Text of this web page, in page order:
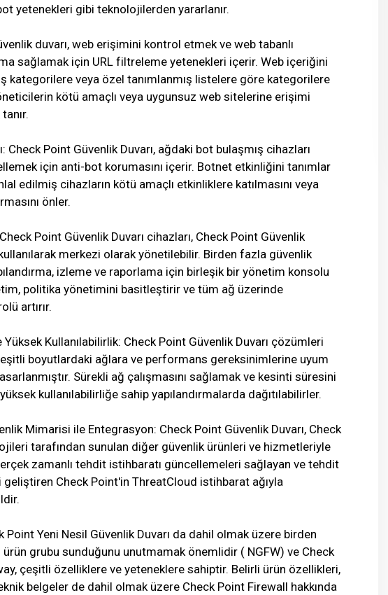
yetenekleri gibi teknolojilerden yararlanır.
duvarı, web erişimini kontrol etmek ve web tabanlı
sağlamak için URL filtreleme yetenekleri içerir. Web içeriğini
kategorilere veya özel tanımlanmış listelere göre kategorilere
kötü amaçlı veya uygunsuz web sitelerine erişimi
Check Point Güvenlik Duvarı, ağdaki bot bulaşmış cihazları
için anti-bot korumasını içerir. Botnet etkinliğini tanımlar
edilmiş cihazların kötü amaçlı etkinliklere katılmasını veya
önler.
Point Güvenlik Duvarı cihazları, Check Point Güvenlik
merkezi olarak yönetilebilir. Birden fazla güvenlik
izleme ve raporlama için birleşik bir yönetim konsolu
politika yönetimini basitleştirir ve tüm ağ üzerinde
artırır.
Kullanılabilirlik: Check Point Güvenlik Duvarı çözümleri
boyutlardaki ağlara ve performans gereksinimlerine uyum
Sürekli ağ çalışmasını sağlamak ve kesinti süresini
kullanılabilirliğe sahip yapılandırmalarda dağıtılabilirler.
Mimarisi ile Entegrasyon: Check Point Güvenlik Duvarı, Check
tarafından sunulan diğer güvenlik ürünleri ve hizmetleriyle
zamanlı tehdit istihbaratı güncellemeleri sağlayan ve tehdit
Check Point'in ThreatCloud istihbarat ağıyla
Point Yeni Nesil Güvenlik Duvarı da dahil olmak üzere birden
ürün grubu sunduğunu unutmamak önemlidir ( NGFW) ve Check
çeşitli özelliklere ve yeteneklere sahiptir. Belirli ürün özellikleri,
belgeler de dahil olmak üzere Check Point Firewall hakkında